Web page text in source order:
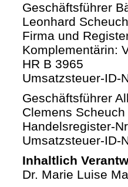
Geschäftsführer
Leonhard
Firma und
Komplementärin:
HR B 3965
Umsatzsteuer-ID-
Geschäftsführer
Clemens Scheuch
Handelsregister-
Umsatzsteuer-ID-
Inhaltlich
Dr. Marie Luise